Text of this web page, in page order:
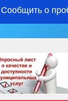
Сообщить о